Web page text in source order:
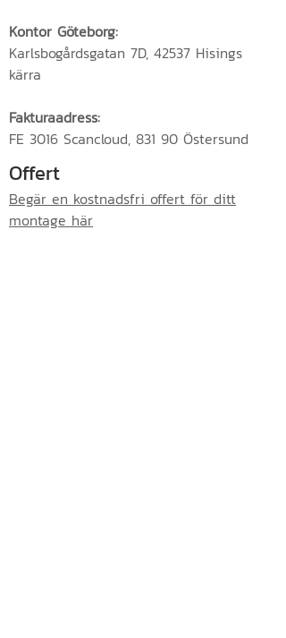
Kontor Göteborg:
Karlsbogårdsgatan 7D, 42537 Hisings
kärra
Fakturaadress:
FE 3016 Scancloud, 831 90 Östersund
Offert
Begär en kostnadsfri offert för ditt
montage här